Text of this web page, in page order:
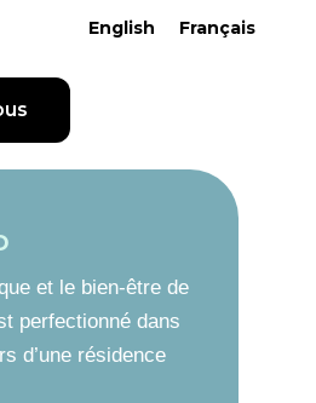
English Français
et le bien-être de
perfectionné dans
d’une résidence